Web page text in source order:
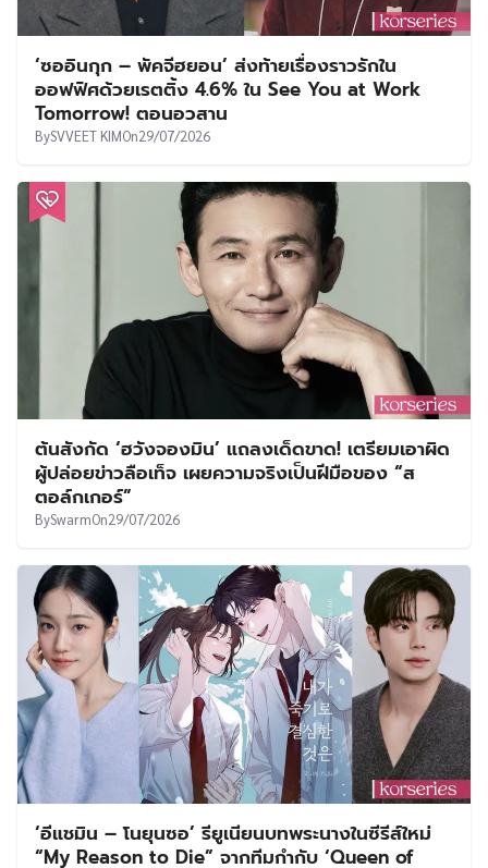
‘ซออินกุก – พัคจีฮยอน’ ส่งท้ายเรื่องราวรักใน
ออฟฟิศด้วยเรตติ้ง 4.6% ใน See You at Work
Tomorrow! ตอนอวสาน
BySVVEET KIMOn29/07/2026
ต้นสังกัด ‘ฮวังจองมิน’ แถลงเด็ดขาด! เตรียมเอาผิด
ผู้ปล่อยข่าวลือเท็จ เผยความจริงเป็นฝีมือของ “ส
ตอล์กเกอร์”
BySwarmOn29/07/2026
‘อีแชมิน – โนยุนซอ’ รียูเนียนบทพระนางในซีรีส์ใหม่
“My Reason to Die” จากทีมกำกับ ‘Queen of